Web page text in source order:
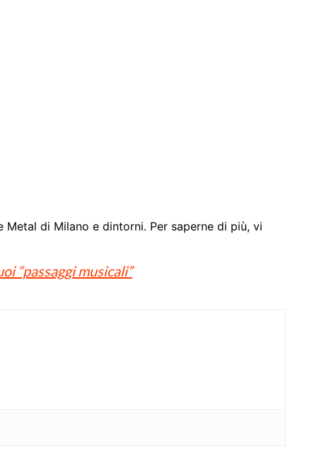
Metal di Milano e dintorni. Per saperne di più, vi
“passaggi musicali”